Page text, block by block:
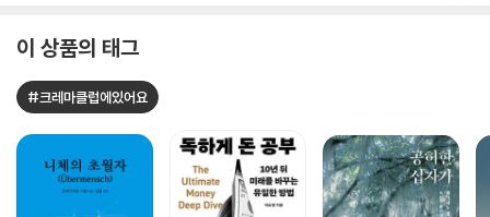
이 상품의 태그
#크레마클럽에있어요